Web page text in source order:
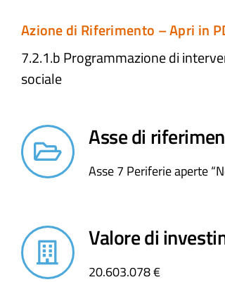
Azione di Riferimento – Apri in
7.2.1.b Programmazione di
sociale​
Asse di
Asse 7 Periferie aperte
Valore di
20.603.078 €